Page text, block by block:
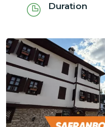
Duration